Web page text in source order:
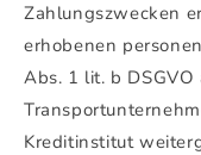
Zahlungszwecken
erhobenen
Abs. 1 lit. b
Kreditinstitut